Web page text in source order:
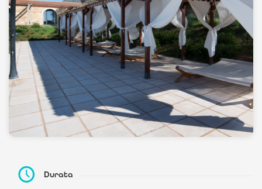
Durata